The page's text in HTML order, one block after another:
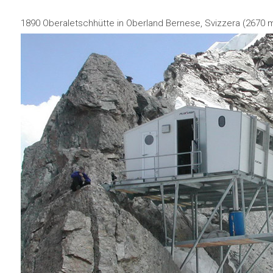
1890 Oberaletschhütte in Oberland Bernese, Svizzera (2670